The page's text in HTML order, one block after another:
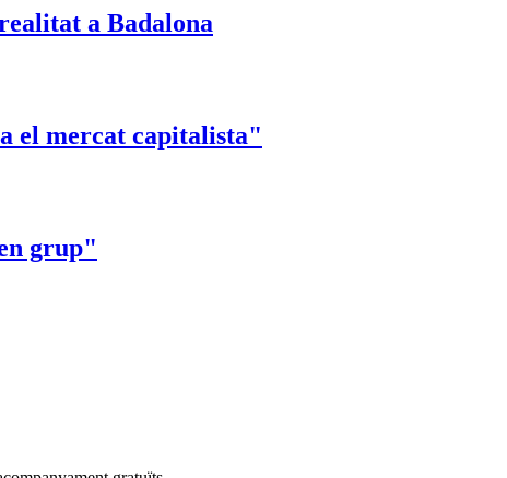
a Badalona
el mercat capitalista"
grup"